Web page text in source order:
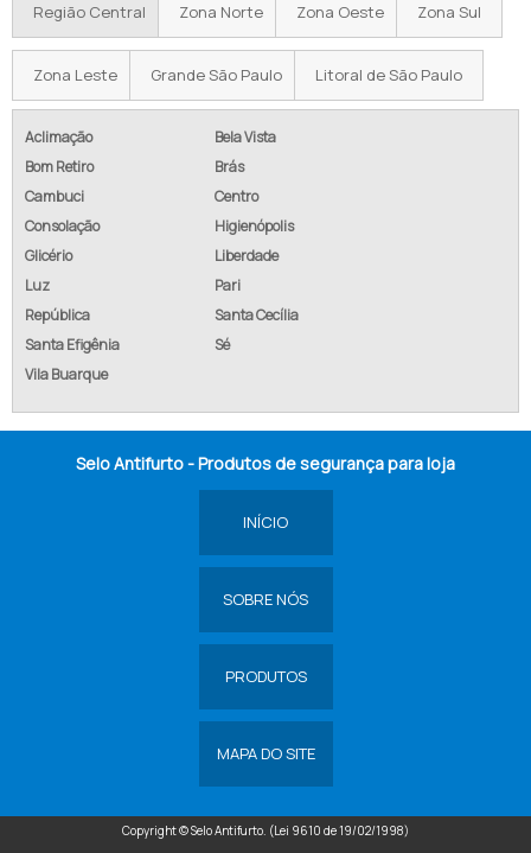
Região Central Zona Norte Zona Oeste Zona Sul
Zona Leste Grande São Paulo Litoral de São Paulo
Aclimação
Bela Vista
Bom Retiro
Brás
Cambuci
Centro
Consolação
Higienópolis
Glicério
Liberdade
Luz
Pari
República
Santa Cecília
Santa Efigênia
Sé
Vila Buarque
Selo Antifurto - Produtos de segurança para loja
INÍCIO
SOBRE NÓS
PRODUTOS
MAPA DO SITE
Copyright © Selo Antifurto. (Lei 9610 de 19/02/1998)